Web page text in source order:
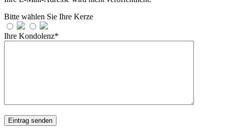
Bitte wählen Sie Ihre Kerze
Ihre Kondolenz*